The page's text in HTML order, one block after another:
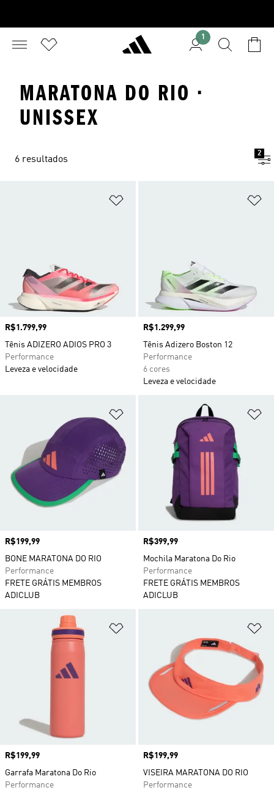
1
MARATONA DO RIO ·
UNISSEX
6 resultados
2
Preço
R$1.799,99
Tênis ADIZERO ADIOS PRO 3
Performance
Leveza e velocidade
Preço
R$1.299,99
Tênis Adizero Boston 12
Performance
6 cores
Leveza e velocidade
Adicionar à Lista de Desejos
Preço
R$199,99
BONE MARATONA DO RIO
Performance
FRETE GRÁTIS MEMBROS
ADICLUB
Preço
R$399,99
Mochila Maratona Do Rio
Performance
FRETE GRÁTIS MEMBROS
ADICLUB
Preço
R$199,99
Garrafa Maratona Do Rio
Performance
Preço
R$199,99
VISEIRA MARATONA DO RIO
Performance